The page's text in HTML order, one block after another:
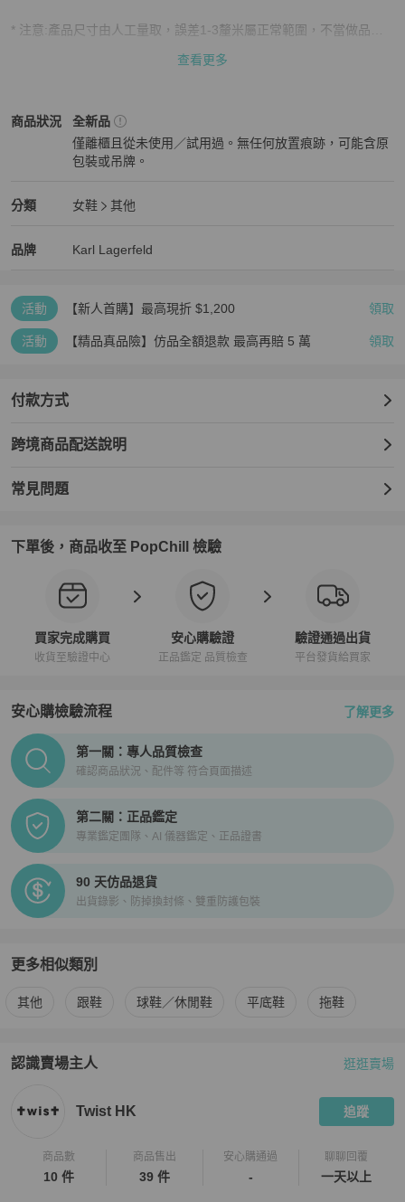
* 注意:產品尺寸由人工量取，誤差1-3釐米屬正常範圍，不當做品質
圖片和實際產品之間可能出現顏色偏差
保修:此產品不包括任何保修服務，日常磨損也沒有保修
查看更多
商品狀況
Karl Lagerfeld女鞋商品狀態與細節
全新品
僅離櫃且從未使用／試用過。無任何放置痕跡，可能含原
包裝或吊牌。
分類
Karl Lagerfeld女鞋分類資訊
女鞋
其他
品牌
Karl Lagerfeld精品女鞋品牌介紹
Karl Lagerfeld
Karl Lagerfeld推薦清單
活動 【新人首購】最高現折 $1,200 領取
活動 【精品真品險】仿品全額退款 最高再賠 5 萬 領取
付款方式
跨境商品配送說明
常見問題
下單後，商品收至 PopChill 檢驗
買家完成購買
收貨至驗證中心
安心購驗證
正品鑑定 品質檢查
驗證通過出貨
平台發貨給買家
安心購檢驗流程 了解更多
PopChill拍拍圈正品驗證、安心購檢驗流程介紹
第一關：專人品質檢查
確認商品狀況、配件等 符合頁面描述
第二關：正品鑑定
專業鑑定團隊、AI 儀器鑑定、正品證書
90 天仿品退貨
出貨錄影、防掉換封條、雙重防護包裝
更多相似類別
更多Karl Lagerfeld 女鞋相似商品推薦
其他 跟鞋 球鞋／休閒鞋 平底鞋 拖鞋
認識賣場主人
PopChill 拍拍圈嚴選賣家
逛逛賣場
Twist HK 追蹤
商品數
10 件
商品售出
39 件
安心購通過
-
聊聊回覆
一天以上